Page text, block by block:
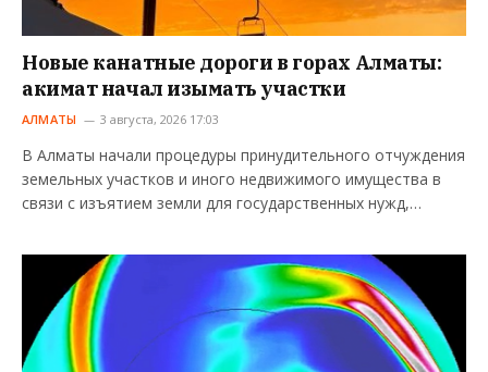
Новые канатные дороги в горах Алматы:
акимат начал изымать участки
АЛМАТЫ 3 августа, 2026 17:03
В Алматы начали процедуры принудительного отчуждения
земельных участков и иного недвижимого имущества в
связи с изъятием земли для государственных нужд,…